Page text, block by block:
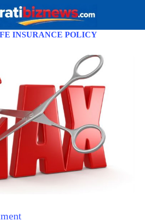
INSURANCE POLICY